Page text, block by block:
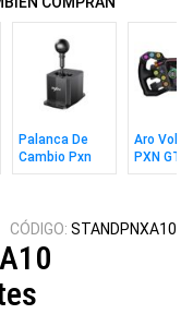
Palanca De
Cambio Pxn
7+1 Sf U
Aro
PXN GT
CÓDIGO: STANDPNXA10